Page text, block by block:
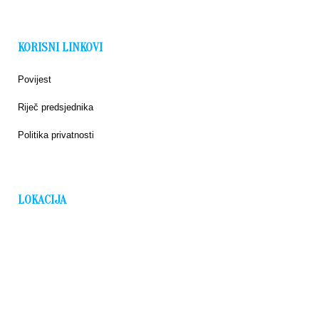
KORISNI LINKOVI
Povijest
Riječ predsjednika
Politika privatnosti
LOKACIJA